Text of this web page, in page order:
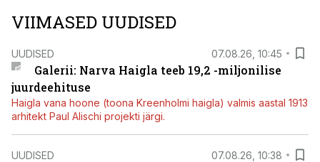
VIIMASED UUDISED
UUDISED 07.08.26, 10:45
Galerii: Narva Haigla teeb 19,2 -miljonilise
juurdeehituse
Haigla vana hoone (toona Kreenholmi haigla) valmis aastal 1913
arhitekt Paul Alischi projekti järgi.
UUDISED 07.08.26, 10:38